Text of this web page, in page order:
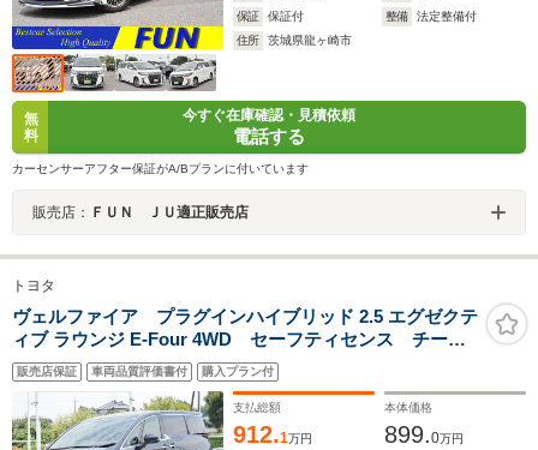
保証
保証付 整備
法定整備付
住所
茨城県龍ヶ崎市
無
料
今すぐ在庫確認・見積依頼
電話する
カーセンサーアフター保証がA/Bプランに付いています
販売店： ＦＵＮ ＪＵ適正販売店
トヨタ
ヴェルファイア プラグインハイブリッド 2.5 エグゼクテ
ィブ ラウンジ E-Four 4WD セーフティセンス チーム
メイト HUD Dインナーミラー BSM 全周囲 左右
独立ムーンルーフ 両自動 Pバックドア サンセットブ
ラウン革シート JBL ディスプレイオーディオプラス
リヤエンターテイメント
販売店保証 車両品質評価書付 購入プラン付
支払総額
912.1万円
本体価格
899.0万円